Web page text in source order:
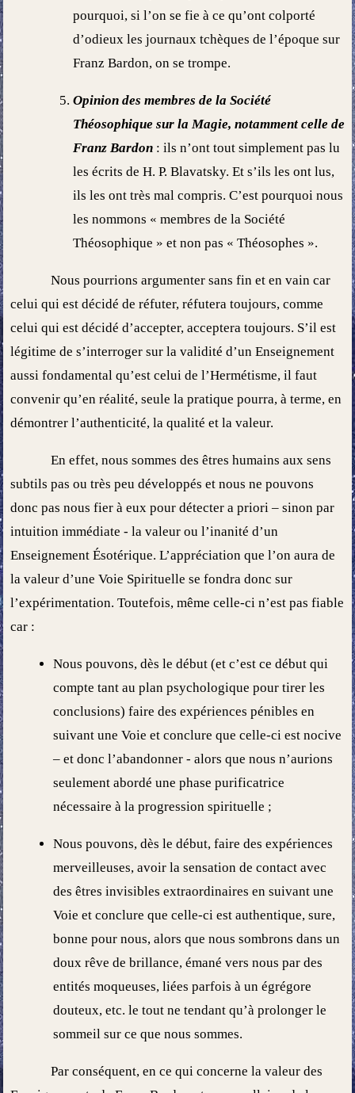
pourquoi, si l’on se fie à ce qu’ont colporté
d’odieux les journaux tchèques de l’époque sur
Franz Bardon, on se trompe.
Opinion des membres de la Société
Théosophique sur la Magie, notamment celle de
Franz Bardon: ils n’ont tout simplement pas lu
les écrits de H. P. Blavatsky. Et s’ils les ont lus,
ils les ont très mal compris. C’est pourquoi nous
les nommons « membres de la Société
Théosophique » et non pas « Théosophes ».
Nous pourrions argumenter sans fin et en vain car
celui qui est décidé de réfuter, réfutera toujours, comme
celui qui est décidé d’accepter, acceptera toujours. S’il est
légitime de s’interroger sur la validité d’un Enseignement
aussi fondamental qu’est celui de l’Hermétisme, il faut
convenir qu’en réalité, seule la pratique pourra, à terme, en
démontrer l’authenticité, la qualité et la valeur.
En effet, nous sommes des êtres humains aux sens
subtils pas ou très peu développés et nous ne pouvons
donc pas nous fier à eux pour détecter a priori – sinon par
intuition immédiate - la valeur ou l’inanité d’un
Enseignement Ésotérique. L’appréciation que l’on aura de
la valeur d’une Voie Spirituelle se fondra donc sur
l’expérimentation. Toutefois, même celle-ci n’est pas fiable
car :
Nous pouvons, dès le début (et c’est ce début qui
compte tant au plan psychologique pour tirer les
conclusions) faire des expériences pénibles en
suivant une Voie et conclure que celle-ci est nocive
– et donc l’abandonner - alors que nous n’aurions
seulement abordé une phase purificatrice
nécessaire à la progression spirituelle ;
Nous pouvons, dès le début, faire des expériences
merveilleuses, avoir la sensation de contact avec
des êtres invisibles extraordinaires en suivant une
Voie et conclure que celle-ci est authentique, sure,
bonne pour nous, alors que nous sombrons dans un
doux rêve de brillance, émané vers nous par des
entités moqueuses, liées parfois à un égrégore
douteux, etc. le tout ne tendant qu’à prolonger le
sommeil sur ce que nous sommes.
Par conséquent, en ce qui concerne la valeur des